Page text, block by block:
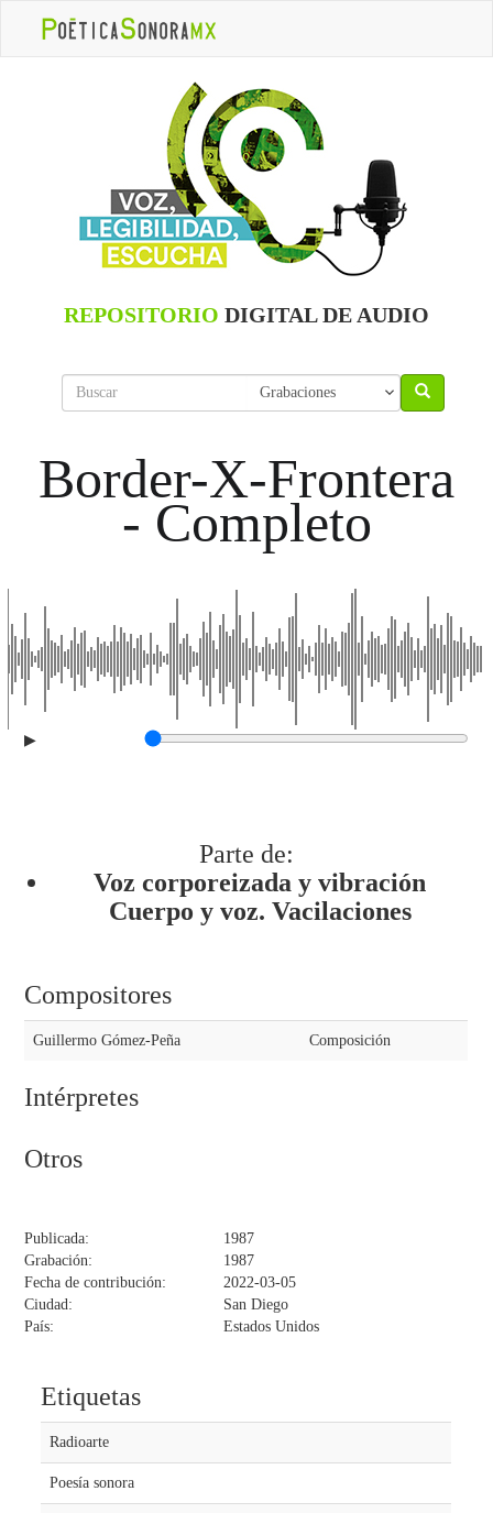
REPOSITORIO DIGITAL DE AUDIO
Border-X-Frontera
- Completo
▶
Parte de:
Voz corporeizada y vibración
Cuerpo y voz. Vacilaciones
Compositores
Guillermo Gómez-Peña Composición
Intérpretes
Otros
Publicada:
1987
Grabación:
1987
Fecha de contribución:
2022-03-05
Ciudad:
San Diego
País:
Estados Unidos
Etiquetas
Radioarte
Poesía sonora